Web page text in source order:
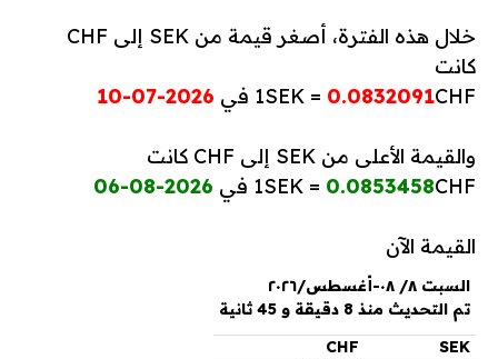
خلال هذه الفترة، أصغر قيمة من SEK إلى CHF
كانت
1SEK = 0.0832091CHF في 2026-07-10
والقيمة الأعلى من SEK إلى CHF كانت
1SEK = 0.0853458CHF في 2026-08-06
القيمة الآن
السبت ٨/ ٠٨-أغسطس/٢٠٢٦
تم التحديث منذ 8 دقيقة و 45 ثانية
SEK
CHF